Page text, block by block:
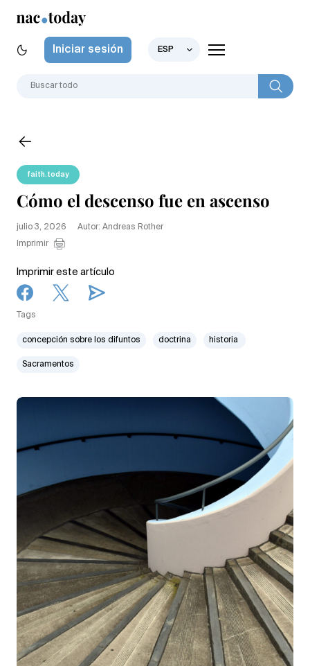
Iniciar sesión ESP
faith.today
Cómo el descenso fue en ascenso
julio 3, 2026
Autor: Andreas Rother
Imprimir
Imprimir este artículo
Tags
concepción sobre los difuntos doctrina historia
Sacramentos